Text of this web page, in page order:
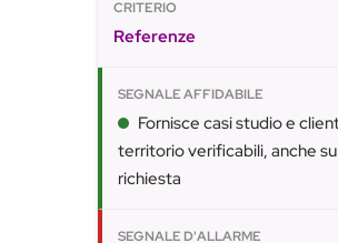
Referenze
Fornisce casi studio e
territorio verificabili, anche su
richiesta